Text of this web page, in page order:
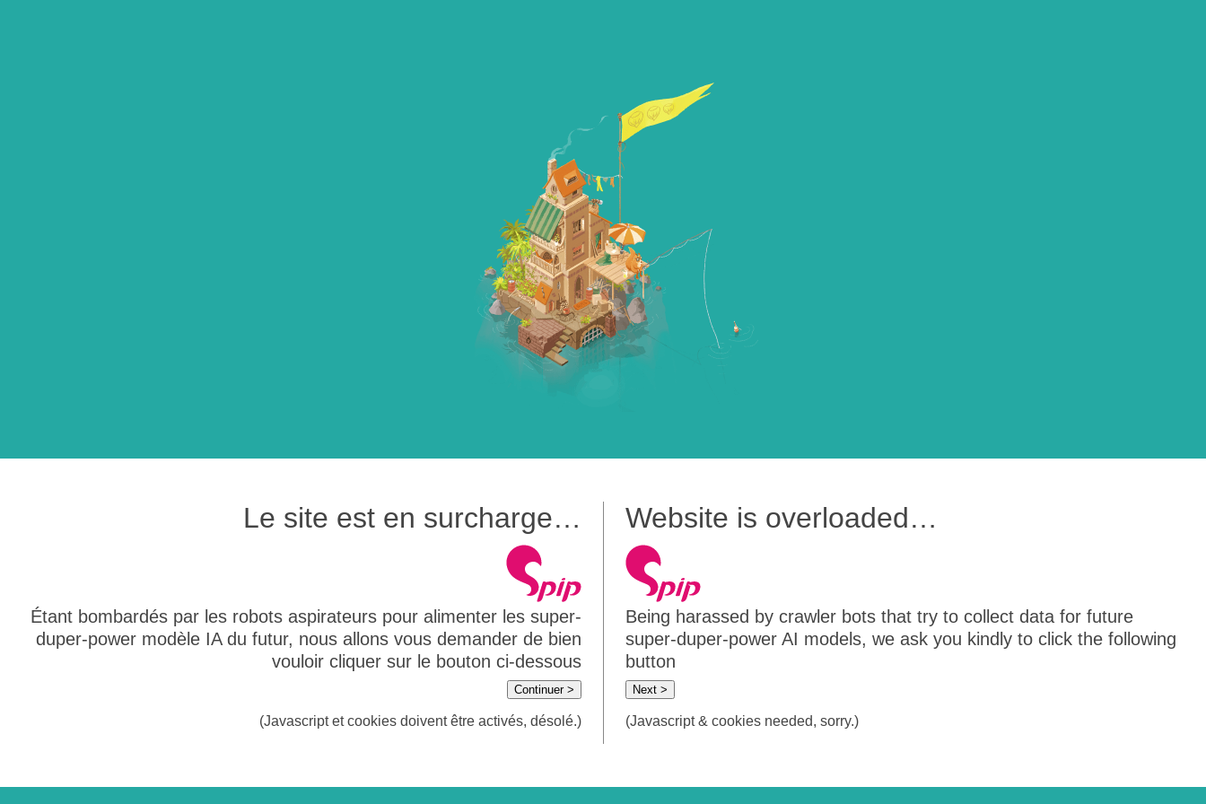
Le site est en surcharge…
Étant bombardés par les robots aspirateurs pour alimenter les super-
duper-power modèle IA du futur, nous allons vous demander de bien
vouloir cliquer sur le bouton ci-dessous
Continuer >
(Javascript et cookies doivent être activés, désolé.)
Website is overloaded…
Being harassed by crawler bots that try to collect data for future
super-duper-power AI models, we ask you kindly to click the following
button
Next >
(Javascript & cookies needed, sorry.)